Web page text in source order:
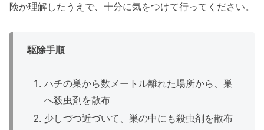
険か理解したうえで、十分に気をつけて行ってください。
駆除手順
ハチの巣から数メートル離れた場所から、巣
へ殺虫剤を散布
少しづつ近づいて、巣の中にも殺虫剤を散布